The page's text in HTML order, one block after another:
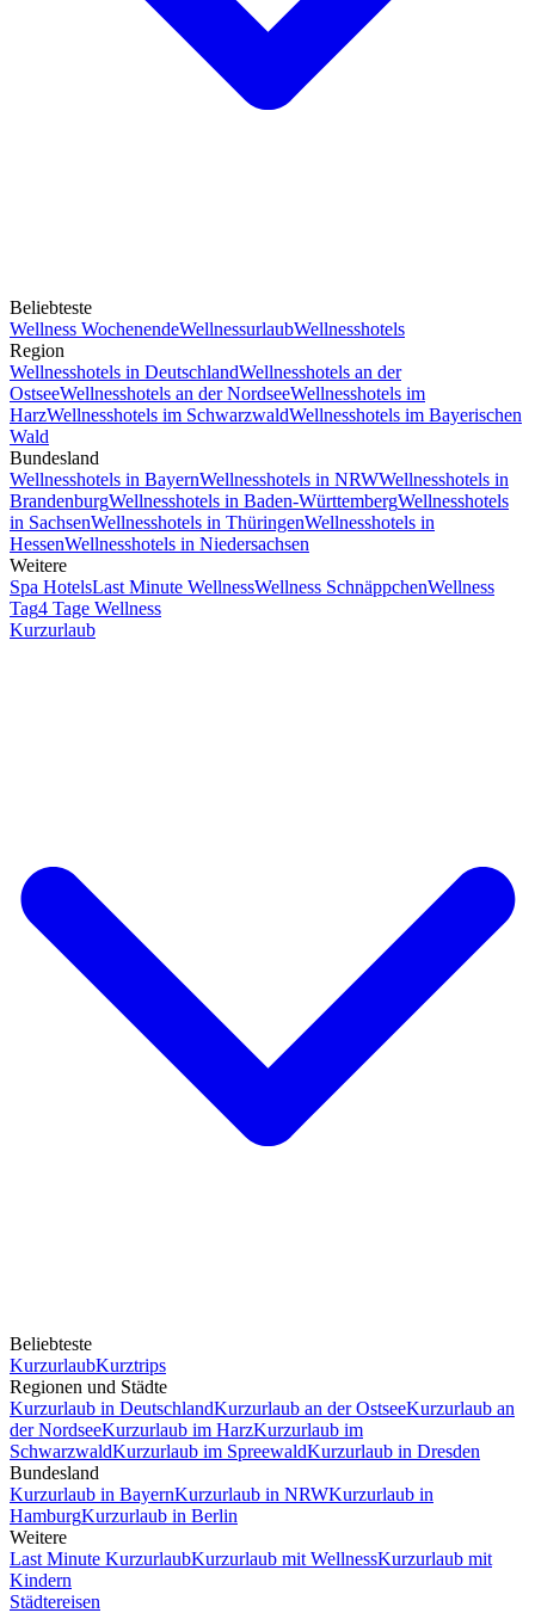
Beliebteste
Wellness WochenendeWellnessurlaubWellnesshotels
Region
Wellnesshotels in DeutschlandWellnesshotels an der
OstseeWellnesshotels an der NordseeWellnesshotels im
HarzWellnesshotels im SchwarzwaldWellnesshotels im Bayerischen
Wald
Bundesland
Wellnesshotels in BayernWellnesshotels in NRWWellnesshotels in
BrandenburgWellnesshotels in Baden-WürttembergWellnesshotels
in SachsenWellnesshotels in ThüringenWellnesshotels in
HessenWellnesshotels in Niedersachsen
Weitere
Spa HotelsLast Minute WellnessWellness SchnäppchenWellness
Tag4 Tage Wellness
Kurzurlaub
Beliebteste
KurzurlaubKurztrips
Regionen und Städte
Kurzurlaub in DeutschlandKurzurlaub an der OstseeKurzurlaub an
der NordseeKurzurlaub im HarzKurzurlaub im
SchwarzwaldKurzurlaub im SpreewaldKurzurlaub in Dresden
Bundesland
Kurzurlaub in BayernKurzurlaub in NRWKurzurlaub in
HamburgKurzurlaub in Berlin
Weitere
Last Minute KurzurlaubKurzurlaub mit WellnessKurzurlaub mit
Kindern
Städtereisen